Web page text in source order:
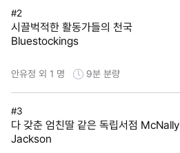
#2
시끌벅적한 활동가들의 천국
Bluestockings
안유정 외 1 명 9분 분량
#3
다 갖춘 엄친딸 같은 독립서점 McNally
Jackson